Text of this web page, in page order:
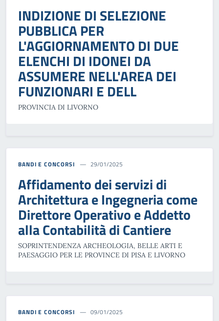
INDIZIONE DI SELEZIONE
PUBBLICA PER
L'AGGIORNAMENTO DI DUE
ELENCHI DI IDONEI DA
ASSUMERE NELL'AREA DEI
FUNZIONARI E DELL
PROVINCIA DI LIVORNO
BANDI E CONCORSI 29/01/2025
Affidamento dei servizi di
Architettura e Ingegneria come
Direttore Operativo e Addetto
alla Contabilità di Cantiere
SOPRINTENDENZA ARCHEOLOGIA, BELLE ARTI E
PAESAGGIO PER LE PROVINCE DI PISA E LIVORNO
BANDI E CONCORSI 09/01/2025